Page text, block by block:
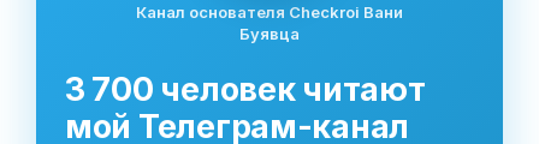
Канал основателя Checkroi Вани
Буявца
3 700 человек читают
мой Телеграм-канал